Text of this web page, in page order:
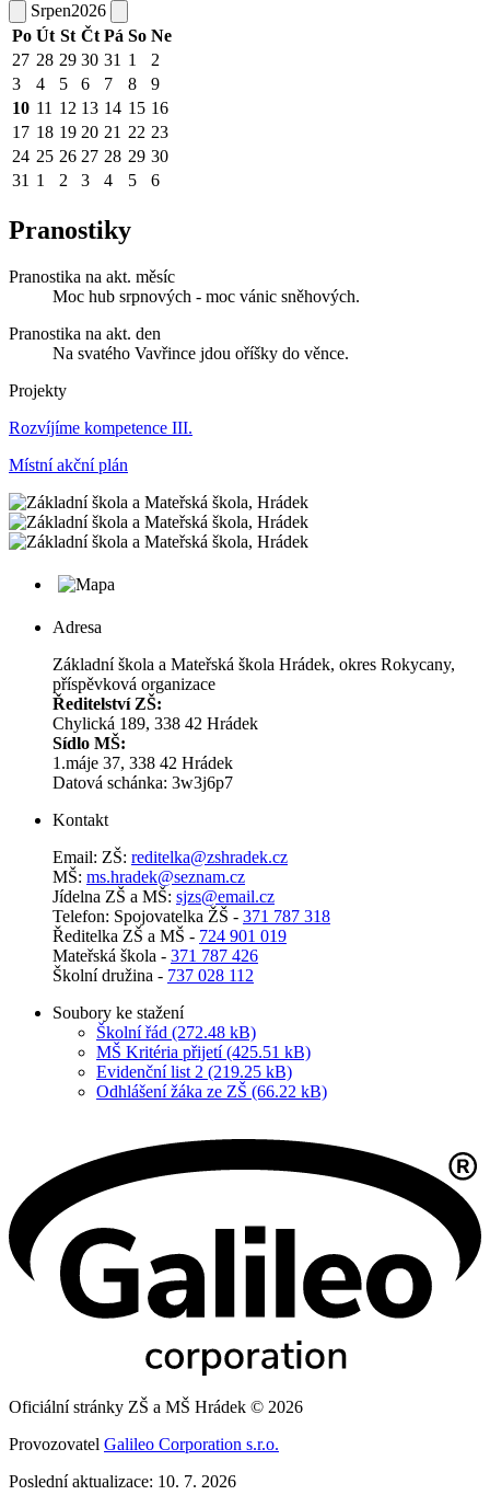
Srpen2026
Po Út St Čt Pá So Ne
27 28 29 30 31 1
2
3
4 5 6 7 8
9
10 11 12 13 14 15 16
17 18 19 20 21 22 23
24 25 26 27 28 29 30
31 1 2 3 4 5 6
Pranostiky
Pranostika na akt. měsíc
Moc hub srpnových - moc vánic sněhových.
Pranostika na akt. den
Na svatého Vavřince jdou oříšky do věnce.
Projekty
Rozvíjíme kompetence III.
Místní akční plán
Adresa
Základní škola a Mateřská škola Hrádek, okres Rokycany,
příspěvková organizace
Ředitelství ZŠ:
Chylická 189, 338 42 Hrádek
Sídlo MŠ:
1.máje 37, 338 42 Hrádek
Datová schánka: 3w3j6p7
Kontakt
Email: ZŠ: reditelka@zshradek.cz
MŠ: ms.hra­dek@se­znam.cz
Jí­del­na ZŠ a MŠ: sjzs@​email.​cz
Telefon: Spojovatelka ŽŠ - 371 787 318
Ředitelka ZŠ a MŠ - 724 901 019
Mateřská škola - 371 787 426
Školní družina - 737 028 112
Soubory ke stažení
Školní řád (272.48 kB)
MŠ Kritéria přijetí (425.51 kB)
Evidenční list 2 (219.25 kB)
Odhlášení žáka ze ZŠ (66.22 kB)
Oficiální stránky ZŠ a MŠ Hrádek © 2026
Provozovatel Galileo Corporation s.r.o.
Poslední aktualizace: 10. 7. 2026